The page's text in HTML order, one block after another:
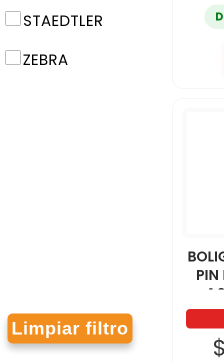
STAEDTLER
ZEBRA
PIN